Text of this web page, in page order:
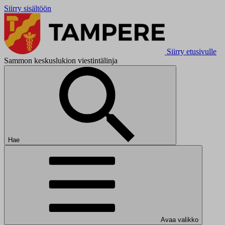
Siirry sisältöön
Siirry etusivulle
Sammon keskuslukion viestintälinja
Hae
Avaa valikko